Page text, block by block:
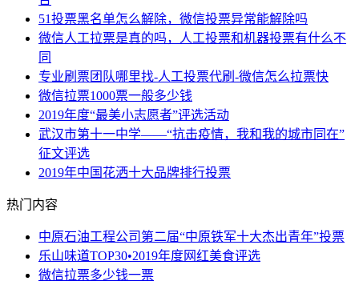
51投票黑名单怎么解除，微信投票异常能解除吗
微信人工拉票是真的吗，人工投票和机器投票有什么不
同
专业刷票团队哪里找-人工投票代刷-微信怎么拉票快
微信拉票1000票一般多少钱
2019年度“最美小志愿者”评选活动
武汉市第十一中学——“抗击疫情，我和我的城市同在”
征文评选
2019年中国花洒十大品牌排行投票
热门内容
中原石油工程公司第二届“中原铁军十大杰出青年”投票
乐山味道TOP30•2019年度网红美食评选
微信拉票多少钱一票